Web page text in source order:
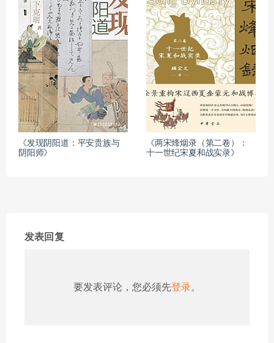
《发现阴阳道：平安贵族与
阴阳师》
《两宋烽烟录（第二卷）：
十一世纪宋夏和战实录》
发表回复
要发表评论，您必须先登录。